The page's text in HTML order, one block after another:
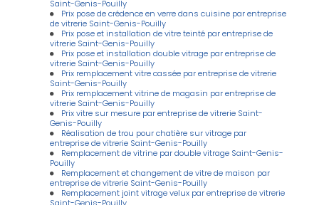
Saint-Genis-Pouilly
Prix pose de crédence en verre dans cuisine par entreprise
de vitrerie Saint-Genis-Pouilly
Prix pose et installation de vitre teinté par entreprise de
vitrerie Saint-Genis-Pouilly
Prix pose et installation double vitrage par entreprise de
vitrerie Saint-Genis-Pouilly
Prix remplacement vitre cassée par entreprise de vitrerie
Saint-Genis-Pouilly
Prix remplacement vitrine de magasin par entreprise de
vitrerie Saint-Genis-Pouilly
Prix vitre sur mesure par entreprise de vitrerie Saint-
Genis-Pouilly
Réalisation de trou pour chatière sur vitrage par
entreprise de vitrerie Saint-Genis-Pouilly
Remplacement de vitrine par double vitrage Saint-Genis-
Pouilly
Remplacement et changement de vitre de maison par
entreprise de vitrerie Saint-Genis-Pouilly
Remplacement joint vitrage velux par entreprise de vitrerie